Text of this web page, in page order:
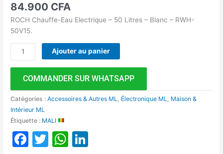
84.900 CFA
ROCH Chauffe-Eau Electrique – 50 Litres – Blanc – RWH-
50V15.
Ajouter au panier
COMMANDER SUR WHATSAPP
Catégories :Accessoires & Autres ML Électronique ML
Maison &
Intérieur ML
Étiquette : MALI
Facebook
TwitterWhatsApp